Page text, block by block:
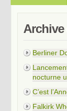
Archive
Berliner
nocturne
C’est
Falkirk